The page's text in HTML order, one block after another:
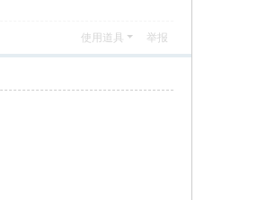
使用道具 举报